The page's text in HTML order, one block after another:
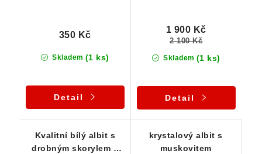
Skladem (1 ks)
350 Kč
Detail
Skladem (1 ks)
1 900 Kč
2 100 Kč
Detail
Kvalitní bílý albit s
drobným skorylem a
krystalový albit s
muskovitem